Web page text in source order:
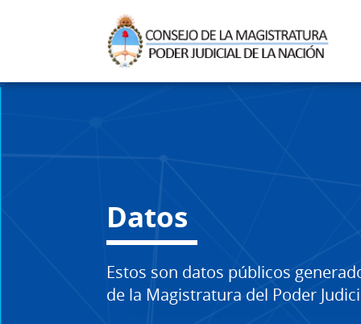
Datos
Estos son datos públicos
de la Magistratura del Poder